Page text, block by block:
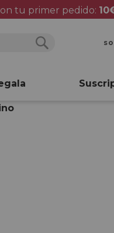
tu primer pedido: